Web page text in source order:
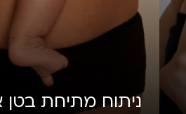
ניתוח מתיחת בטן